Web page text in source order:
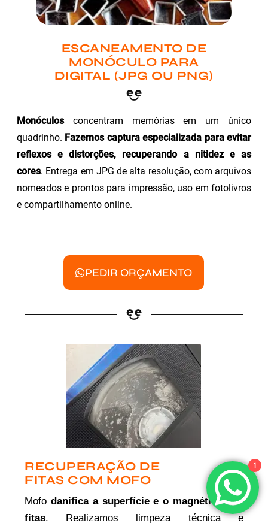
ESCANEAMENTO DE
MONÓCULO PARA
DIGITAL (JPG OU PNG)
Monóculosconcentram memórias em um único
quadrinho. Fazemos captura especializada para evitar
reflexos e distorções, recuperando a nitidez e as
cores. Entrega em JPG de alta resolução, com arquivos
nomeados e prontos para impressão, uso em fotolivros
e compartilhamento online.
PEDIR ORÇAMENTO
RECUPERAÇÃO DE
FITAS COM MOFO
Mofodanifica a superfície e o magnético das
fitas. Realizamos limpeza técnica e
1